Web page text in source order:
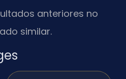
anteriores no
similar.